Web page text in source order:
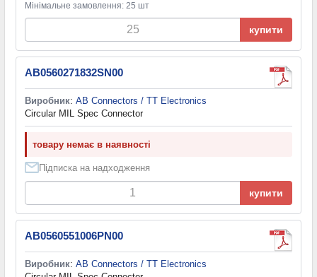
Мінімальне замовлення: 25 шт
купити
AB0560271832SN00
Виробник: AB Connectors / TT Electronics
Circular MIL Spec Connector
товару немає в наявності
Підписка на надходження
купити
AB0560551006PN00
Виробник: AB Connectors / TT Electronics